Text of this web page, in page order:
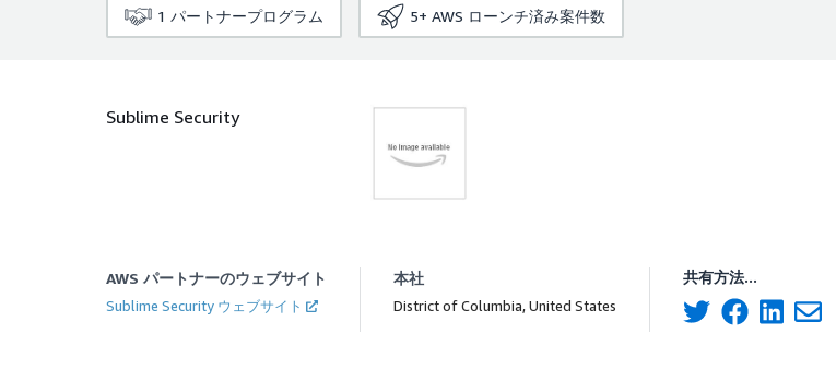
1 パートナープログラム 5+ AWS ローンチ済み案件数
Sublime Security
AWS パートナーのウェブサイト
Sublime Security ウェブサイト
本社
District of Columbia, United States
共有方法...